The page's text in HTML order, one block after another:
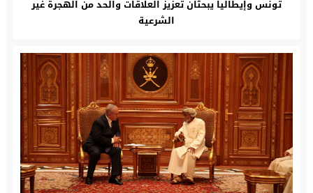
تونس وإيطاليا يبحثان تعزيز العلاقات والحد من الهجرة غير
الشرعية